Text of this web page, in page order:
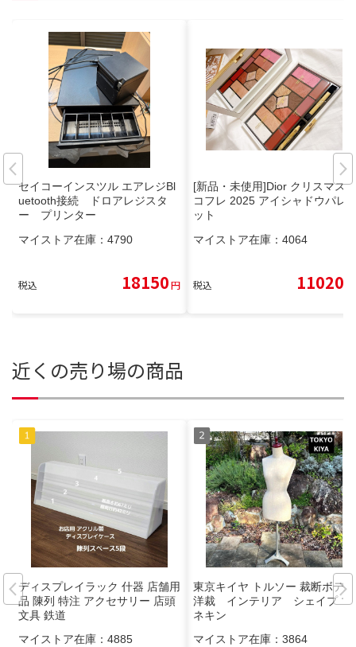
セイコーインスツル エアレジBl
uetooth接続 ドロアレジスタ
ー プリンター
マイストア在庫： 4790
税込 18150円
[新品・未使用]Dior クリスマス
コフレ 2025 アイシャドウパレ
ット
マイストア在庫： 4064
税込 11020
近くの売り場の商品
ディスプレイラック 什器 店舗用
品 陳列 特注 アクセサリー 店頭
文具 鉄道
マイストア在庫： 4885
東京キイヤ トルソー 裁断ボディ
洋裁 インテリア シェイプ マ
ネキン
マイストア在庫： 3864